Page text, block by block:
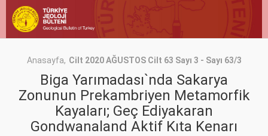
Anasayfa Cilt 2020 AĞUSTOS Cilt 63 Sayı 3 - Sayı 63/3
Biga Yarımadası`nda Sakarya
Zonunun Prekambriyen Metamorfik
Kayaları; Geç Ediyakaran
Gondwanaland Aktif Kıta Kenarı